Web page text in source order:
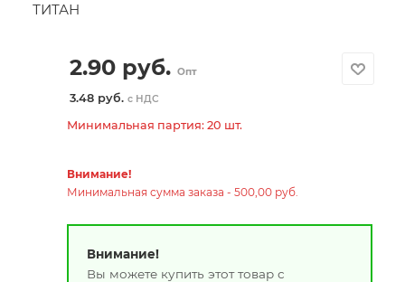
ТИТАН
2.90руб. Опт
3.48 руб. с НДС
Минимальная партия: 20 шт.
Внимание!
Минимальная сумма заказа - 500,00 руб.
Внимание!
Вы можете купить этот товар с